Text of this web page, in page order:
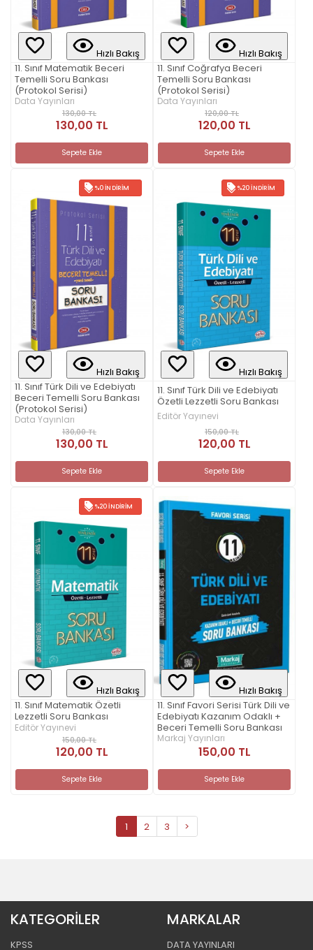
Hızlı Bakış
11. Sınıf Matematik Beceri
Temelli Soru Bankası
(Protokol Serisi)
Data Yayınları
130,00 TL
130,00 TL
Sepete Ekle
Hızlı Bakış
11. Sınıf Coğrafya Beceri
Temelli Soru Bankası
(Protokol Serisi)
Data Yayınları
120,00 TL
120,00 TL
Sepete Ekle
%0 İNDIRIM
Hızlı Bakış
11. Sınıf Türk Dili ve Edebiyatı
Beceri Temelli Soru Bankası
(Protokol Serisi)
Data Yayınları
130,00 TL
130,00 TL
Sepete Ekle
%20 İNDIRIM
Hızlı Bakış
11. Sınıf Türk Dili ve Edebiyatı
Özetli Lezzetli Soru Bankası
Editör Yayınevi
150,00 TL
120,00 TL
Sepete Ekle
%20 İNDIRIM
Hızlı Bakış
11. Sınıf Matematik Özetli
Lezzetli Soru Bankası
Editör Yayınevi
150,00 TL
120,00 TL
Sepete Ekle
Hızlı Bakış
11. Sınıf Favori Serisi Türk Dili ve
Edebiyatı Kazanım Odaklı +
Beceri Temelli Soru Bankası
Markaj Yayınları
150,00 TL
Sepete Ekle
1 2 3 >
KATEGORİLER
KPSS
MARKALAR
DATA YAYINLARI